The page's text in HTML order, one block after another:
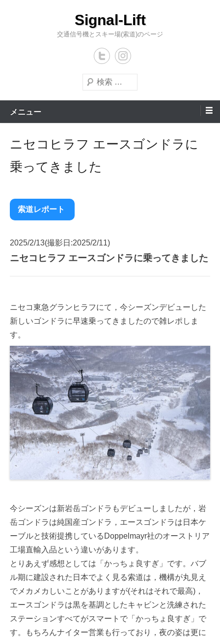
キ
Signal-Lift
交通信号機とスキー場(索道)のページ
検
索
メニュー
ニセコヒラフ エースゴンドラに
乗ってきました
索道レポート
2025/2/13(撮影日:2025/2/11)
ニセコヒラフ エースゴンドラに乗ってきました
ニセコ東急グランヒラフにて，今シーズンデビューした
新しいゴンドラに早速乗ってきましたので雑レポしま
す。
今シーズンは新岩岳ゴンドラもデビューしましたが，岩
岳ゴンドラは純国産ゴンドラ，エースゴンドラは日本ケ
ーブルと技術提携しているDoppelmayr社のオーストリア
工場直輸入品という違いがあります。
とりあえず感想としては「かっちょ良すぎ」です。バブ
ル期に建設された日本でよく見る索道は，機構が丸見え
でメカメカしいことがありますが(それはそれで最高)，
エースゴンドラは黒を基調としたキャビンと洗練された
ステーションすべてがスマートで「かっちょ良すぎ」で
す。もちろんナイター営業も行っており，夜の姿は更に